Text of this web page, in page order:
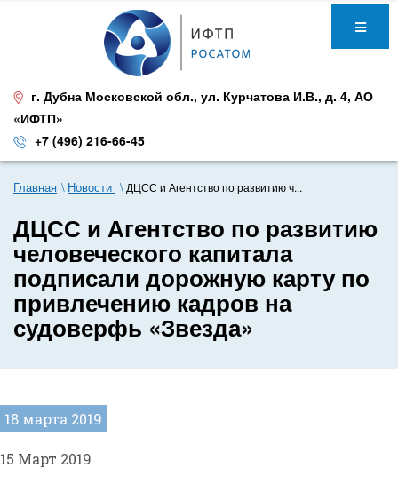
г. Дубна Московской обл., ул. Курчатова И.В., д. 4, АО
«ИФТП»
+7 (496) 216-66-45
Главная Новости ДЦСС и Агентство по развитию ч...
ДЦСС и Агентство по развитию
человеческого капитала
подписали дорожную карту по
привлечению кадров на
судоверфь «Звезда»
18 марта 2019
15 Март 2019